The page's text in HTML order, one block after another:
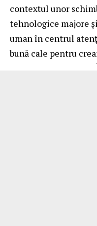
contextul unor
tehnologice majore
uman în centrul
bună cale pentru